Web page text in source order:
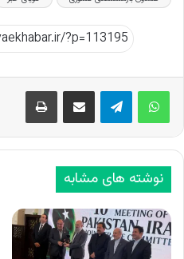
اشتراک گذاری از طریق ایمیل چاپ
نوشته های مشابه